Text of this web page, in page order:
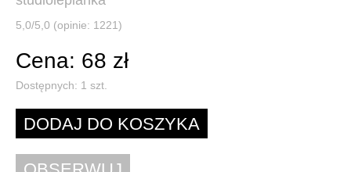
5,0/5,0 (opinie: 1221)
Cena: 68 zł
Dostępnych: 1 szt.